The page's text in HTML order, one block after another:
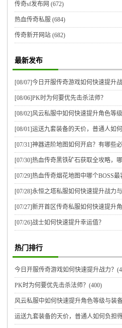
传奇sf发布网 (672)
热血传奇私服 (684)
传奇新开网站 (682)
最新发布
[08/07]今日开服传奇游戏如何快速提升战
[08/06]PK时为何要优先击杀法师？
[08/02] 风云私服中如何快速提升角色等
[08/01]运送九套装备的天价，普通人如何
[07/31]神器进阶地图如何开启？有哪些必
[07/30]热血传奇黑铁矿石获取全攻略，
[07/29]热血传奇烟花地图中哪个BOSS最
[07/28]永恒之塔私服如何快速提升战力
[07/27]新开首区传奇私服如何快速提升角
[07/26] 战士如何快速提升幸运值？
热门排行
今日开服传奇游戏如何快速提升战力？
PK时为何要优先击杀法师？(400)
风云私服中如何快速提升角色等级与装
运送九套装备的天价，普通人如何负担